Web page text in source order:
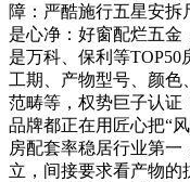
障：严酷施行五星安拆
是心净：好窗配烂五金
是万科、保利等
工期、产物型号、颜色
范畴等，权势巨子认证
品牌都正在用匠心把“
房配套率稳居行业第一
立，间接要求看产物的